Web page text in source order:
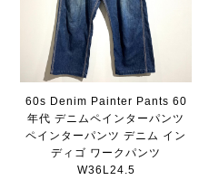
60s Denim Painter Pants 60
年代 デニムペインターパンツ
ペインターパンツ デニム イン
ディゴ ワークパンツ
W36L24.5